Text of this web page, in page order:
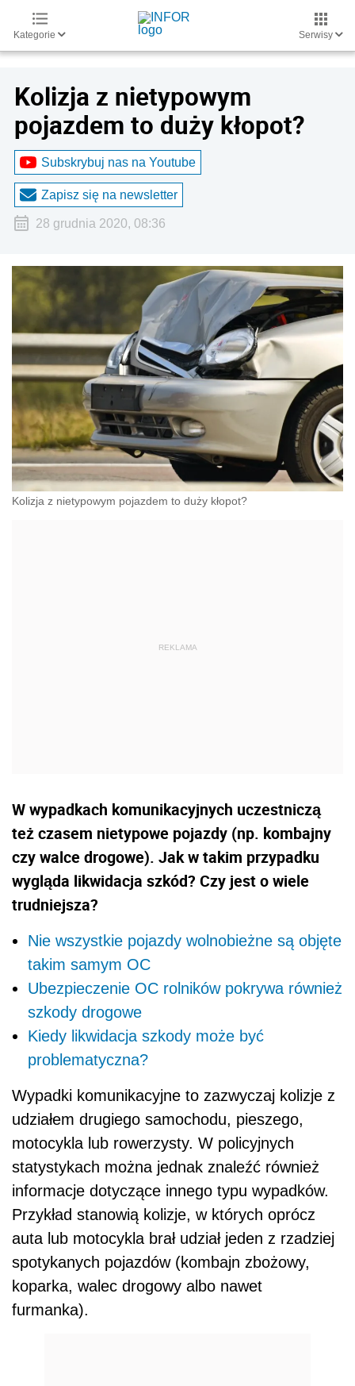
Kategorie Serwisy
Kolizja z nietypowym
pojazdem to duży kłopot?
Subskrybuj nas na Youtube
Zapisz się na newsletter
28 grudnia 2020, 08:36
Kolizja z nietypowym pojazdem to duży kłopot?
W wypadkach komunikacyjnych uczestniczą
też czasem nietypowe pojazdy (np. kombajny
czy walce drogowe). Jak w takim przypadku
wygląda likwidacja szkód? Czy jest o wiele
trudniejsza?
Nie wszystkie pojazdy wolnobieżne są objęte
takim samym OC
Ubezpieczenie OC rolników pokrywa również
szkody drogowe
Kiedy likwidacja szkody może być
problematyczna?
Wypadki komunikacyjne to zazwyczaj kolizje z
udziałem drugiego samochodu, pieszego,
motocykla lub rowerzysty. W policyjnych
statystykach można jednak znaleźć również
informacje dotyczące innego typu wypadków.
Przykład stanowią kolizje, w których oprócz
auta lub motocykla brał udział jeden z rzadziej
spotykanych pojazdów (kombajn zbożowy,
koparka, walec drogowy albo nawet
furmanka).